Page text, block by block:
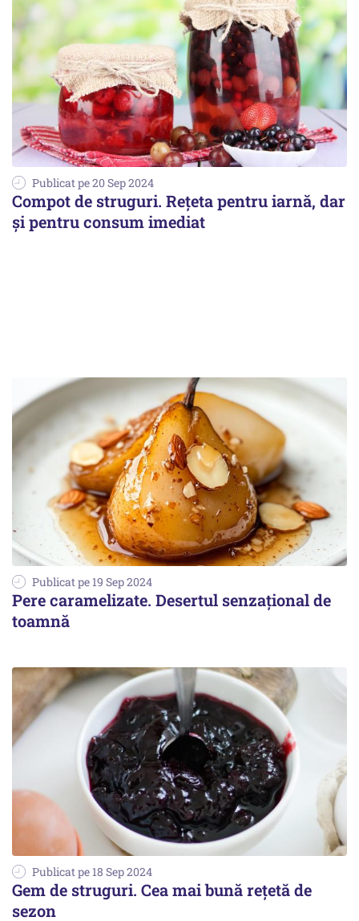
Publicat pe 20 Sep 2024
Compot de struguri. Rețeta pentru iarnă, dar
și pentru consum imediat
Publicat pe 19 Sep 2024
Pere caramelizate. Desertul senzațional de
toamnă
Publicat pe 18 Sep 2024
Gem de struguri. Cea mai bună rețetă de
sezon